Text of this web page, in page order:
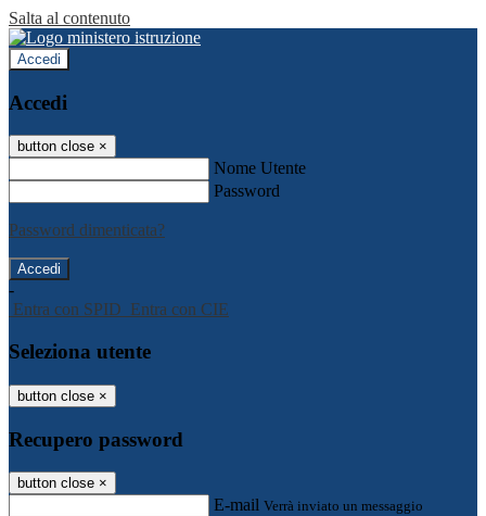
Salta al contenuto
Accedi
Accedi
button close ×
Nome Utente
Password
Password dimenticata?
-
Entra con SPID Entra con CIE
Seleziona utente
button close ×
Recupero password
button close ×
E-mail Verrà inviato un messaggio